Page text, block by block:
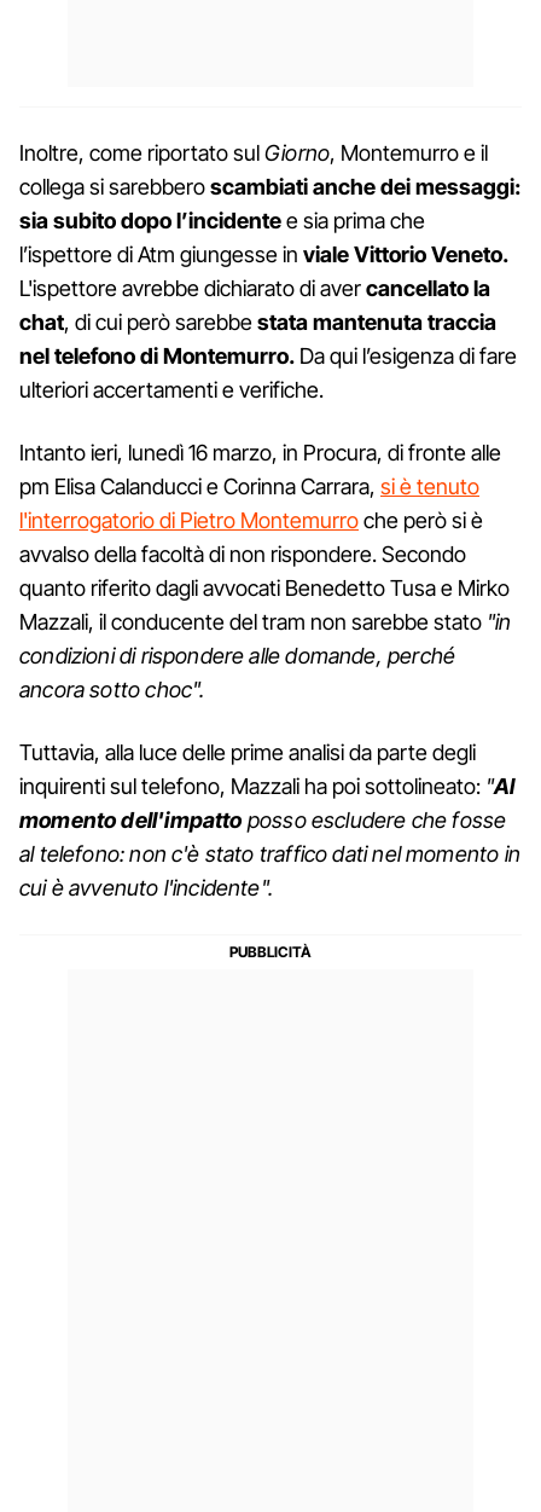
Inoltre, come riportato sulGiorno, Montemurro e il
collega si sarebberoscambiati anche dei messaggi:
sia subito dopo l’incidentee sia prima che
l’ispettore di Atm giungesse in viale Vittorio Veneto.
L'ispettore avrebbe dichiarato di avercancellato la
chat, di cui però sarebbestata mantenuta traccia
nel telefono di Montemurro. Da qui l’esigenza di fare
ulteriori accertamenti e verifiche.
Intanto ieri, lunedì 16 marzo, in Procura, di fronte alle
pm Elisa Calanducci e Corinna Carrara, si è tenuto
l'interrogatorio di Pietro Montemurroche però si è
avvalso della facoltà di non rispondere. Secondo
quanto riferito dagli avvocati Benedetto Tusa e Mirko
Mazzali, il conducente del tram non sarebbe stato "in
condizioni di rispondere alle domande, perché
ancora sotto choc".
Tuttavia, alla luce delle prime analisi da parte degli
inquirenti sul telefono, Mazzali ha poi sottolineato: "Al
momento dell'impatto posso escludere che fosse
al telefono: non c'è stato traffico dati nel momento in
cui è avvenuto l'incidente".